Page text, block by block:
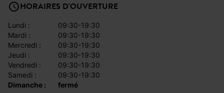
HORAIRES D'OUVERTURE
lundi :
09:30-19:30
mardi :
09:30-19:30
mercredi :
09:30-19:30
jeudi :
09:30-19:30
vendredi :
09:30-19:30
samedi :
09:30-19:30
dimanche :
fermé